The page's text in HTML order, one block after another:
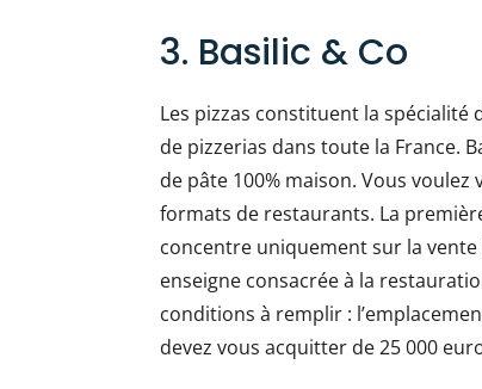
3. Basilic & Co
Les pizzas constituent la
de pizzerias dans toute la France.
de pâte 100% maison. Vous voulez
formats de restaurants. La
concentre uniquement sur la
enseigne consacrée à la
conditions à remplir :
devez vous acquitter de 25 000